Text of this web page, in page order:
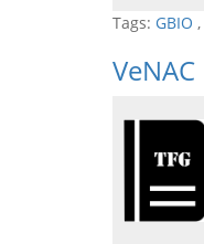
Tags: GBIO ,
VeNAC